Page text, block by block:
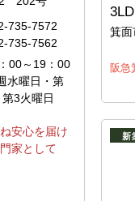
735-7572
735-7562
00～19：00
水曜日・第
第3火曜日
安心を届け
家として
箕面
阪急
新